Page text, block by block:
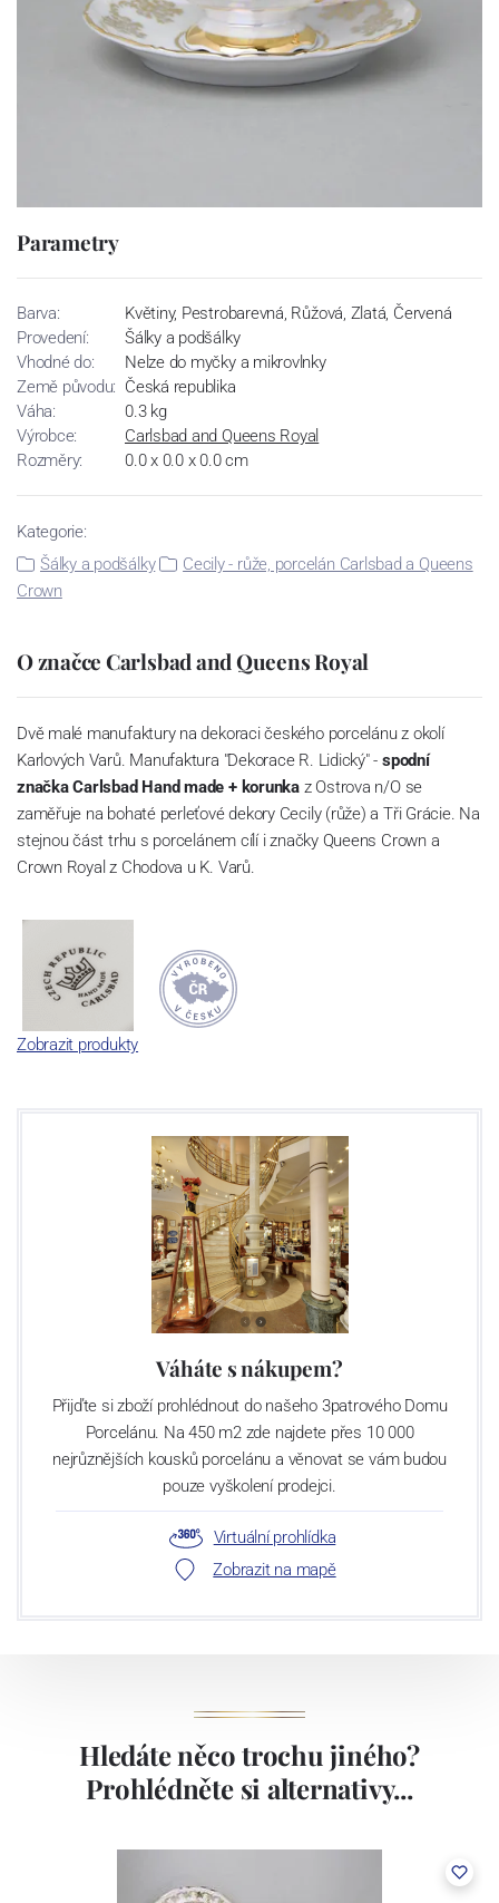
Parametry
Barva:
Květiny, Pestrobarevná, Růžová, Zlatá, Červená
Provedení:
Šálky a podšálky
Vhodné do:
Nelze do myčky a mikrovlnky
Země původu: Česká republika
Váha:
0.3 kg
Výrobce:
Carlsbad and Queens Royal
Rozměry:
0.0 x 0.0 x 0.0 cm
Kategorie:
Šálky a podšálky
Cecily - růže, porcelán Carlsbad a Queens
Crown
O značce Carlsbad and Queens Royal
Dvě malé manufaktury na dekoraci českého porcelánu z okolí
Karlových Varů. Manufaktura "Dekorace R. Lidický" -spodní
značka Carlsbad Hand made + korunka z Ostrova n/O se
zaměřuje na bohaté perleťové dekory Cecily (růže) a Tři Grácie. Na
stejnou část trhu s porcelánem cílí i značky Queens Crown a
Crown Royal z Chodova u K. Varů.
Zobrazit produkty
Váháte s nákupem?
Přijďte si zboží prohlédnout do našeho 3patrového Domu
Porcelánu. Na 450 m2 zde najdete přes 10 000
nejrůznějších kousků porcelánu a věnovat se vám budou
pouze vyškolení prodejci.
Virtuální prohlídka
Zobrazit na mapě
Hledáte něco trochu jiného?
Prohlédněte si alternativy...